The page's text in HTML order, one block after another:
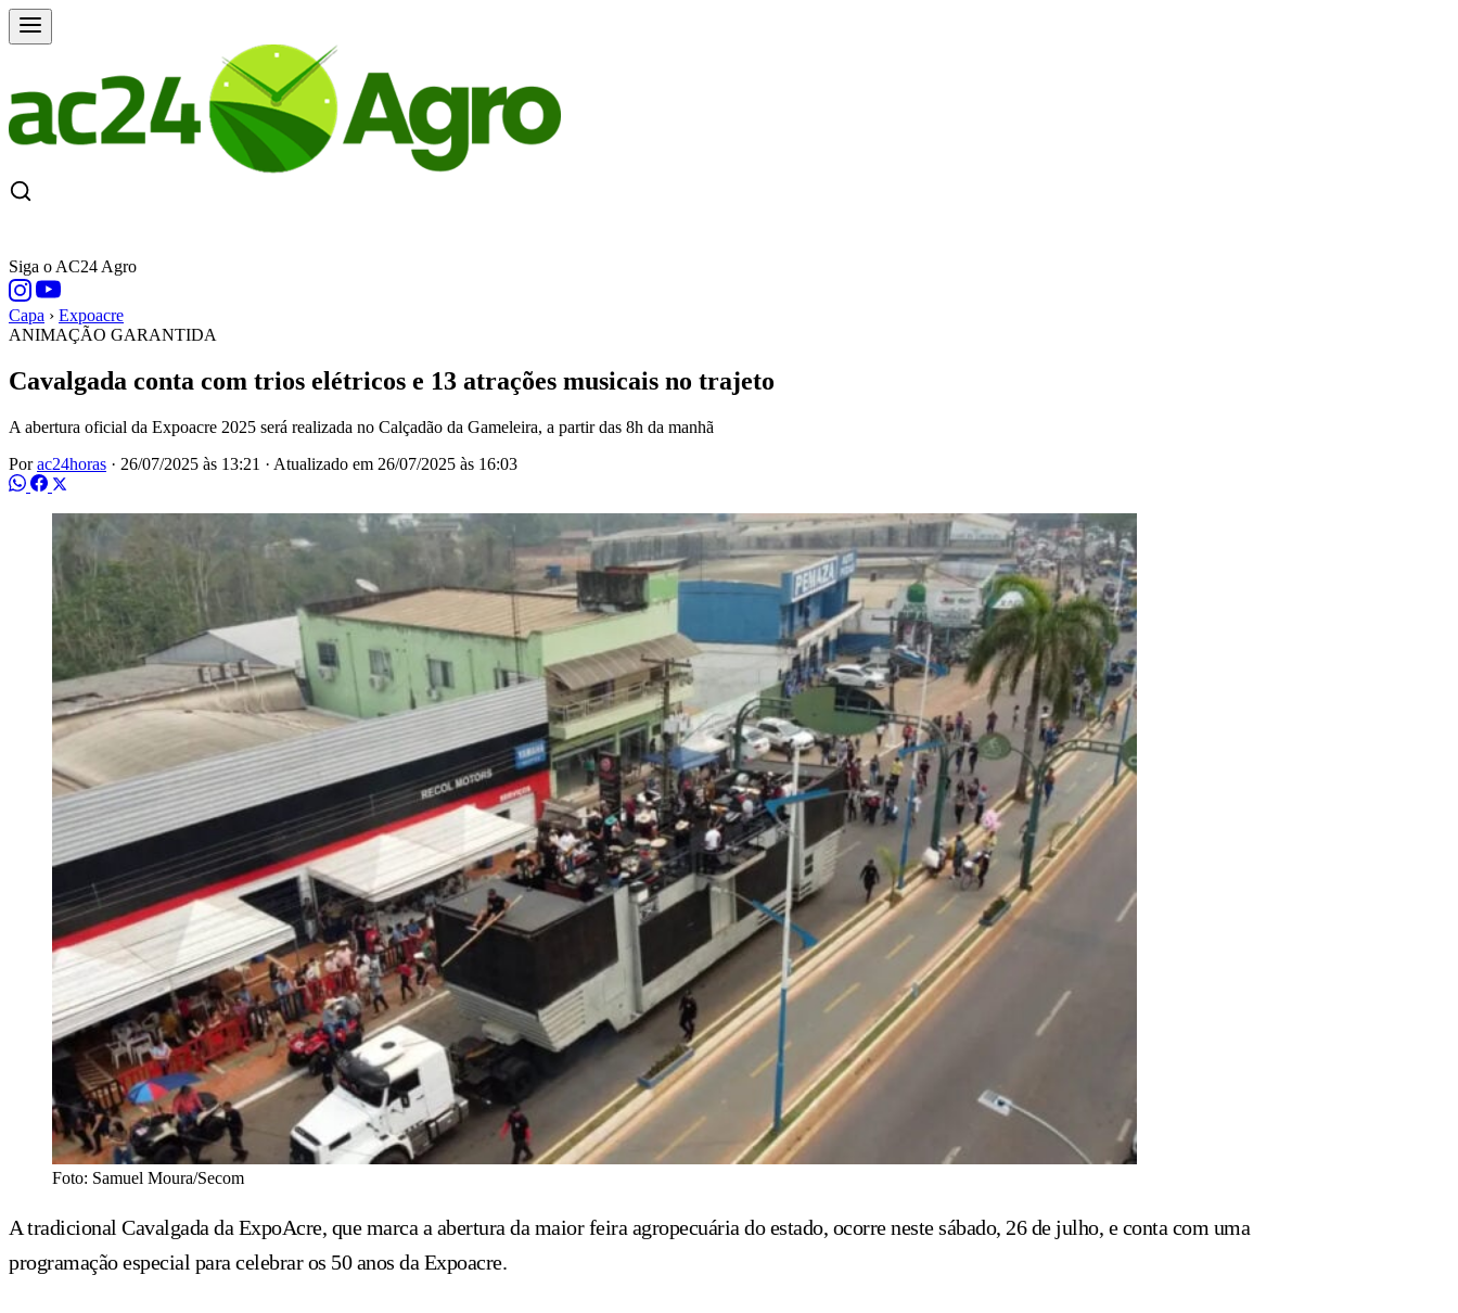
Siga o AC24 Agro
Capa › Expoacre
ANIMAÇÃO GARANTIDA
Cavalgada conta com trios elétricos e 13 atrações musicais no trajeto
A abertura oficial da Expoacre 2025 será realizada no Calçadão da Gameleira, a partir das 8h da manhã
Porac24horas · 26/07/2025 às 13:21 · Atualizado em 26/07/2025 às 16:03
Foto: Samuel Moura/Secom
A tradicional Cavalgada da ExpoAcre, que marca a abertura da maior feira agropecuária do estado, ocorre neste sábado, 26 de julho, e conta com uma
programação especial para celebrar os 50 anos da Expoacre.